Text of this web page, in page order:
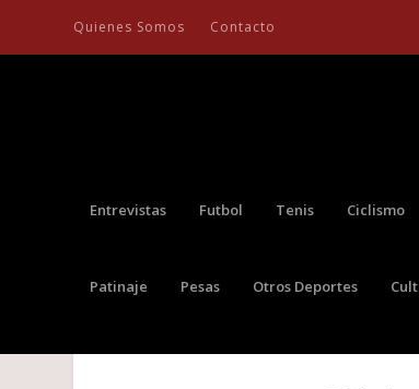
Quienes Somos Contacto
Entrevistas Futbol Tenis Ciclismo
Patinaje Pesas Otros Deportes